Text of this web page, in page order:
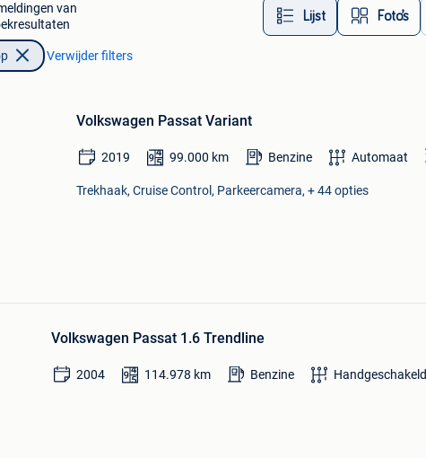
van
Lijst Foto’s
Verwijder filters
Volkswagen Passat Variant
2019 99.000 km Benzine Automaat
Trekhaak, Cruise Control, Parkeercamera, + 44 opties
Volkswagen Passat 1.6 Trendline
2004 114.978 km Benzine Handgeschakeld